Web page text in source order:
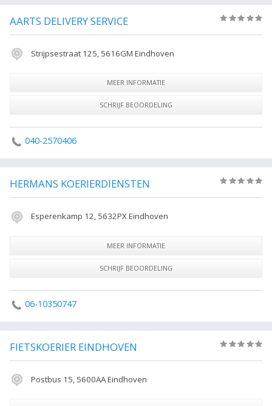
AARTS DELIVERY SERVICE
Strijpsestraat 125, 5616GM Eindhoven
MEER INFORMATIE
SCHRIJF BEOORDELING
040-2570406
HERMANS KOERIERDIENSTEN
Esperenkamp 12, 5632PX Eindhoven
MEER INFORMATIE
SCHRIJF BEOORDELING
06-10350747
FIETSKOERIER EINDHOVEN
Postbus 15, 5600AA Eindhoven